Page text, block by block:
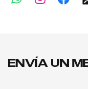
ENVÍA UN